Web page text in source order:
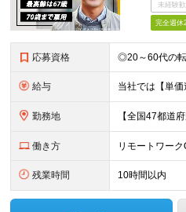
未経験
完全週休
応募資格
給与
勤務地
働き方 リモートワーク
残業時間 10時間以内